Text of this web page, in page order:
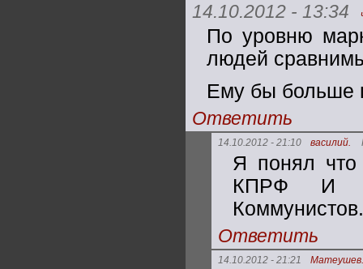
14.10.2012 - 13:34
По уровню
людей
Ему бы больше
Ответить
14.10.2012 - 21:10 василий.
Я понял что
КПРФ И
Ответить
14.10.2012 - 21:21